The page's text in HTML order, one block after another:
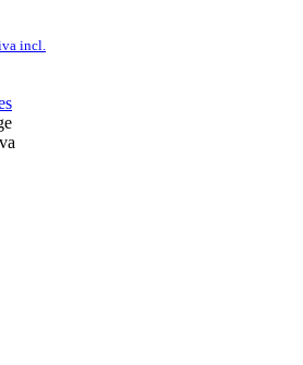
€.
incl.
Este
producto
tiene